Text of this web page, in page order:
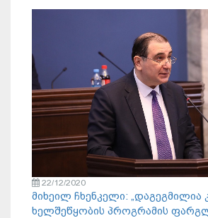
22/12/2020
მიხეილ ჩხენკელი: „დაგეგმილია
ხელშეწყობის პროგრამის